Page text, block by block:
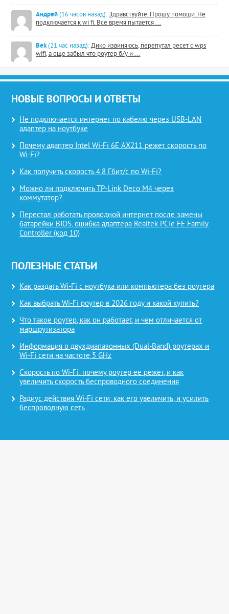
Андрей (16 часов назад): Здравствуйте. Прошу помощи. Не
подключается к wi fi. Все время пытается ...
Bek(21 час назад): Дико извиняюсь, перепутал ресет с wps
wifi, а еще забыл что роутер б/у и ...
НОВЫЕ ВОПРОСЫ И ОТВЕТЫ
Не подключается интернет по кабелю через USB-LAN
адаптер на ноутбуке
Почему адаптер Intel Wi-Fi 6E AX211 режет скорость по
Wi-Fi?
Как получить скорость 4.8 Гбит/с по Wi-Fi?
Можно ли подключить TP-Link Deco M4 через
коммутатор?
Перестал работать проводной интернет после замены
батарейки BIOS, ошибка адаптера Realtek PCIe FE Family
Controller (код 10)
ПОЛЕЗНЫЕ СТАТЬИ
Как раздать Wi-Fi с ноутбука или компьютера без роутера
Как выбрать Wi-Fi роутер в 2026 году и какой купить?
Что такое роутер, как он работает, и чем отличается от
маршрутизатора
Информация о двухдиапазонных (Dual-Band) роутерах и
Wi-Fi сети на частоте 5 GHz
Скорость по Wi-Fi: почему роутер ее режет, и как
увеличить скорость беспроводного соединения
Радиус действия Wi-Fi сети: как его увеличить, и усилить
беспроводную сеть